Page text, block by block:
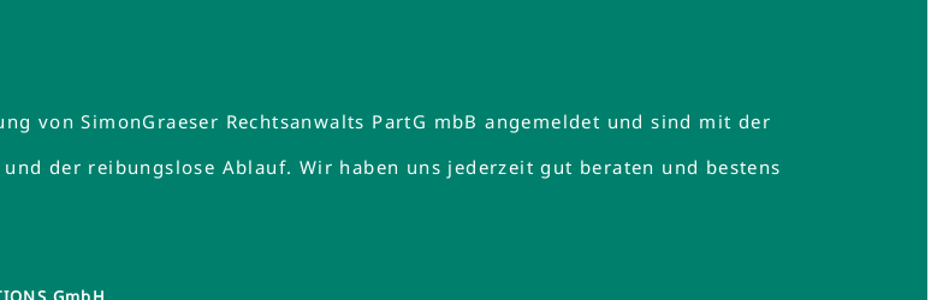
von SimonGraeser Rechtsanwalts PartG mbB angemeldet und sind mit der
der reibungslose Ablauf. Wir haben uns jederzeit gut beraten und bestens